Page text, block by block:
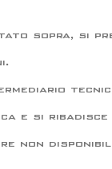
sopra, si
e si
non